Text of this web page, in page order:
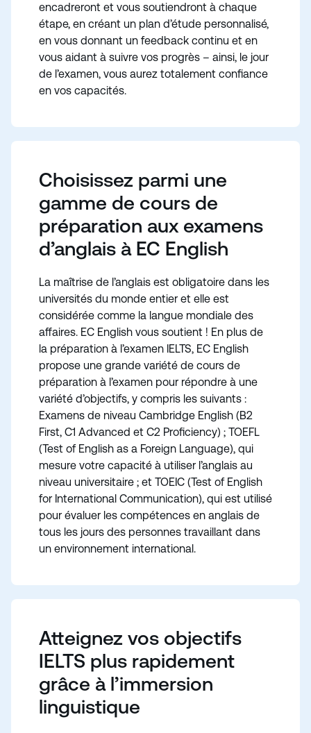
encadreront et vous soutiendront à chaque
étape, en créant un plan d’étude personnalisé,
en vous donnant un feedback continu et en
vous aidant à suivre vos progrès – ainsi, le jour
de l’examen, vous aurez totalement confiance
en vos capacités.
Choisissez parmi une
gamme de cours de
préparation aux examens
d’anglais à EC English
La maîtrise de l’anglais est obligatoire dans les
universités du monde entier et elle est
considérée comme la langue mondiale des
affaires. EC English vous soutient ! En plus de
la préparation à l’examen IELTS, EC English
propose une grande variété de cours de
préparation à l’examen pour répondre à une
variété d’objectifs, y compris les suivants :
Examens de niveau Cambridge English (B2
First, C1 Advanced et C2 Proficiency) ; TOEFL
(Test of English as a Foreign Language), qui
mesure votre capacité à utiliser l’anglais au
niveau universitaire ; et TOEIC (Test of English
for International Communication), qui est utilisé
pour évaluer les compétences en anglais de
tous les jours des personnes travaillant dans
un environnement international.
Atteignez vos objectifs
IELTS plus rapidement
grâce à l’immersion
linguistique